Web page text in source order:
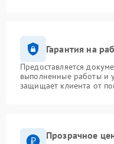
Гарантия на
Предоставляется
выполненные работы и
защищает клиента от
Прозрачное